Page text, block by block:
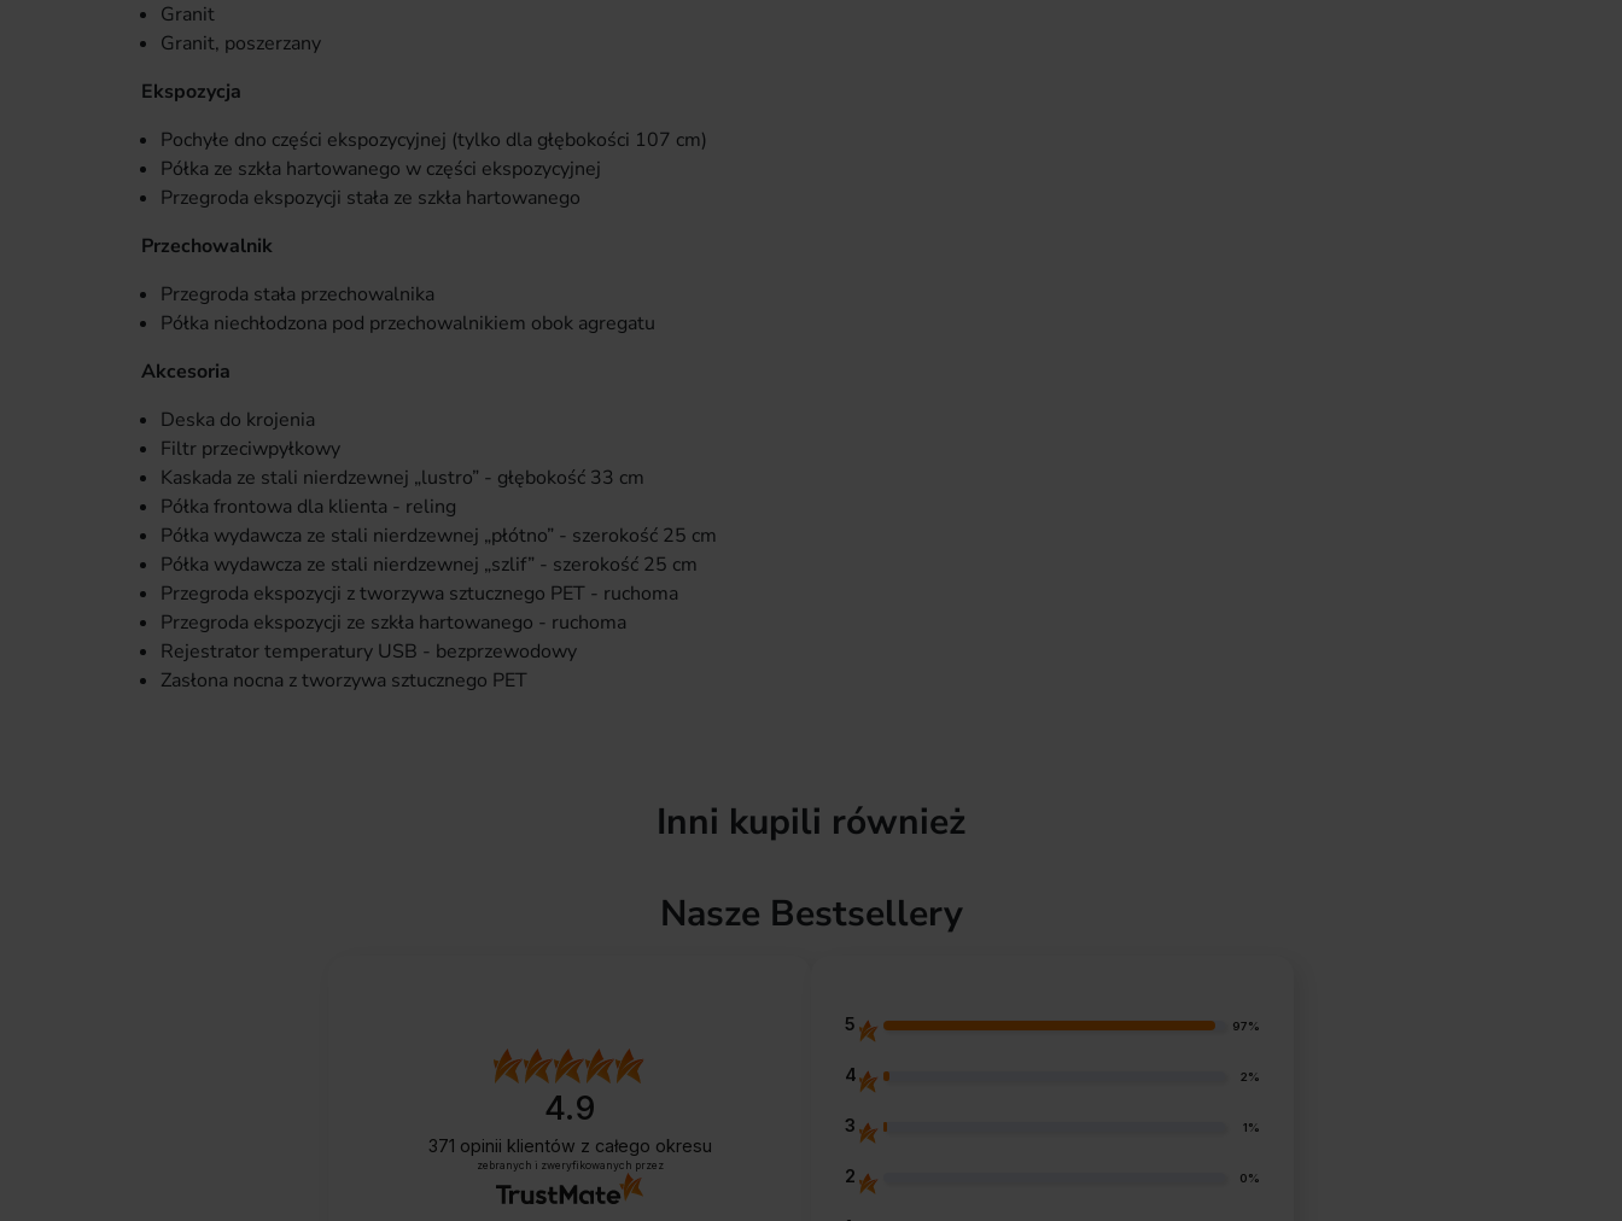
Granit
Granit, poszerzany
Ekspozycja
Pochyłe dno części ekspozycyjnej (tylko dla głębokości 107 cm)
Półka ze szkła hartowanego w części ekspozycyjnej
Przegroda ekspozycji stała ze szkła hartowanego
Przechowalnik
Przegroda stała przechowalnika
Półka niechłodzona pod przechowalnikiem obok agregatu
Akcesoria
Deska do krojenia
Filtr przeciwpyłkowy
Kaskada ze stali nierdzewnej „lustro” - głębokość 33 cm
Półka frontowa dla klienta - reling
Półka wydawcza ze stali nierdzewnej „płótno” - szerokość 25 cm
Półka wydawcza ze stali nierdzewnej „szlif” - szerokość 25 cm
Przegroda ekspozycji z tworzywa sztucznego PET - ruchoma
Przegroda ekspozycji ze szkła hartowanego - ruchoma
Rejestrator temperatury USB - bezprzewodowy
Zasłona nocna z tworzywa sztucznego PET
Inni kupili również
Nasze Bestsellery
4.9
371 opinii klientów z całego okresu
zebranych i zweryfikowanych przez
5 97%
4 2%
3 1%
2 0%